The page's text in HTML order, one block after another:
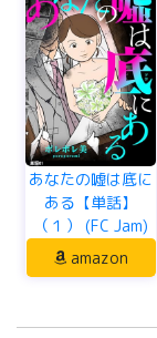
あなたの嘘は底に
ある【単話】
（１） (FC Jam)
amazon